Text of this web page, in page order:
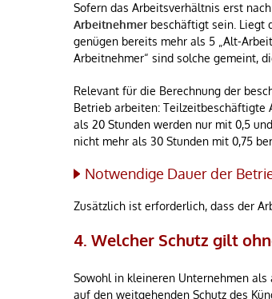
Sofern das Arbeitsverhältnis erst
Arbeitnehmerbeschäftigt sein. Liegt
genügen bereits mehr als 5 „Alt-
Arbeitnehmer“ sind solche gemeint,
Relevant für die Berechnung der
Betrieb arbeiten:
als 20 Stunden werden nur mit 0,5
nicht mehr als 30 Stunden mit 0,75
Notwendige Dauer der
Zusätzlich ist erforderlich, dass der
4. Welcher Schutz gilt
Sowohl in kleineren Unternehmen
auf den weitgehenden Schutz des